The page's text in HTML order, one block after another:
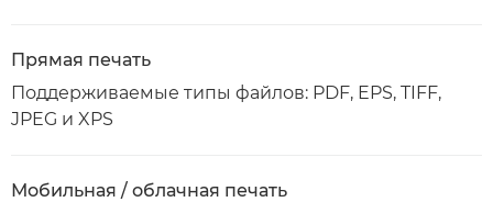
Прямая печать
Поддерживаемые типы файлов: PDF, EPS, TIFF,
JPEG и XPS
Мобильная / облачная печать